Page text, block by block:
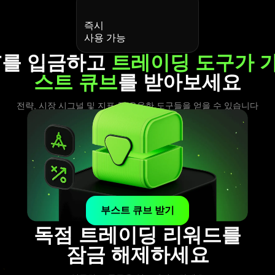
즉시
사용 가능
입금하고 트레이딩 도구가
스트 큐브를 받아보세요
전략, 시장 시그널 및 지표 등 유용한 도구들을 얻을 수 있습니다
부스트 큐브 받기
독점 트레이딩 리워드를
잠금 해제하세요